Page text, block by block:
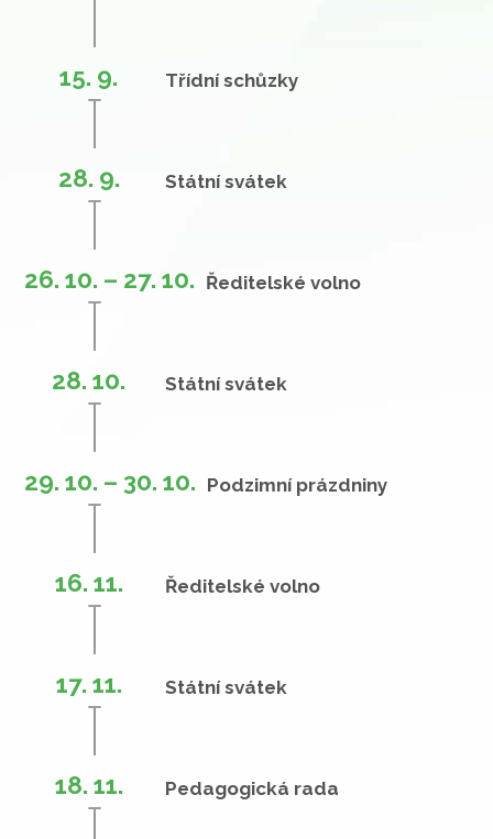
15. 9. Třídní schůzky
28. 9. Státní svátek
26. 10. – 27. 10. Ředitelské volno
28. 10. Státní svátek
29. 10. – 30. 10. Podzimní prázdniny
16. 11. Ředitelské volno
17. 11. Státní svátek
18. 11. Pedagogická rada